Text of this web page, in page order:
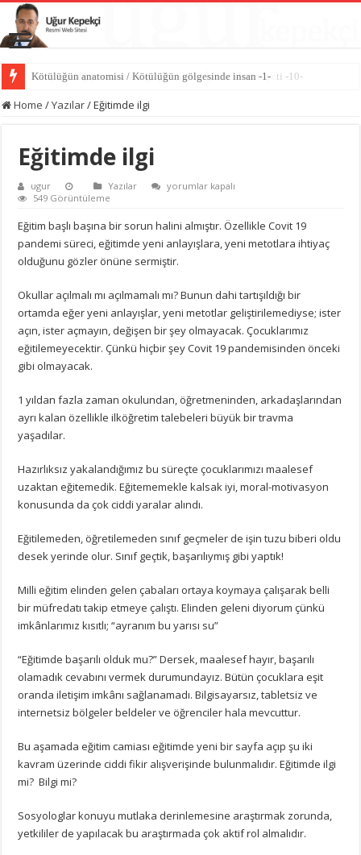
Dünyayı değiştiren sessiz güç iyiliktir / İyilik Medeniyeti -10-
Home /Yazılar/Eğitimde ilgi
Eğitimde ilgi
ugur Yazılar
Eğitimde
yorumlar kapalı
549 Görüntüleme
Eğitim başlı başına bir sorun halini almıştır. Özellikle Covit 19
pandemi süreci, eğitimde yeni anlayışlara, yeni metotlara ihtiyaç
olduğunu gözler önüne sermiştir.
Okullar açılmalı mı açılmamalı mı? Bunun dahi tartışıldığı bir
ortamda eğer yeni anlayışlar, yeni metotlar geliştirilemediyse; ister
açın, ister açmayın, değişen bir şey olmayacak. Çocuklarımız
eğitilemeyecektir. Çünkü hiçbir şey Covit 19 pandemisinden önceki
gibi olmayacak.
1 yıldan fazla zaman okulundan, öğretmeninden, arkadaşlarından
ayrı kalan özellikle ilköğretim talebeleri büyük bir travma
yaşadılar.
Hazırlıksız yakalandığımız bu süreçte çocuklarımızı maalesef
uzaktan eğitemedik. Eğitememekle kalsak iyi, moral-motivasyon
konusunda da çok ciddi yaralar alındı.
Eğitilemeden, öğretilemeden sınıf geçmeler de işin tuzu biberi oldu
desek yerinde olur. Sınıf geçtik, başarılıymış gibi yaptık!
Milli eğitim elinden gelen çabaları ortaya koymaya çalışarak belli
bir müfredatı takip etmeye çalıştı. Elinden geleni diyorum çünkü
imkânlarımız kısıtlı; “ayranım bu yarısı su”
“Eğitimde başarılı olduk mu?” Dersek, maalesef hayır, başarılı
olamadık cevabını vermek durumundayız. Bütün çocuklara eşit
oranda iletişim imkânı sağlanamadı. Bilgisayarsız, tabletsiz ve
internetsiz bölgeler beldeler ve öğrenciler hala mevcuttur.
Bu aşamada eğitim camiası eğitimde yeni bir sayfa açıp şu iki
kavram üzerinde ciddi fikir alışverişinde bulunmalıdır. Eğitimde ilgi
mi? Bilgi mi?
Sosyologlar konuyu mutlaka derinlemesine araştırmak zorunda,
yetkililer de yapılacak bu araştırmada çok aktif rol almalıdır.